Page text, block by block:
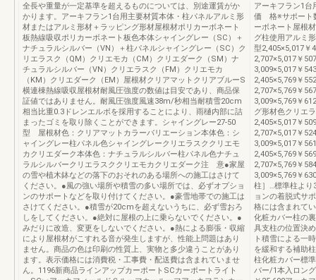
全長や重量が一定基準を超えるものについては、別途運賃がか
かります。アーキフラン1台用主要材質本体・柱パネルアルミ形
材またはアルミ形材＋ラッピング形材屋根材ポリカーボネート
板熱線吸収ポリカーボネート板色本体シャイングレー（SC）＋
ナチュラルシルバー（VN）＋柱パネルシャイングレー（SC）ク
リエラスク（QM）クリエモカ（CM）クリエダーク（SM）ナ
チュラルシルバー（VN）クリエラスク（FM）クリエモカ
（KM）クリエダーク（EM）屋根材クリアマットクリアブルーS
横連棟熱線吸収屋根材耐風圧強度の数値は目安であり、商品保
証値ではありません。耐風圧強度風速38m/秒相当耐積雪20cm
相当比重0.3ドレンエルボを採用することにより、雨樋内部に詰
まったゴミを取り除くことができます。シャイングレー27-50
型 屋根材色：クリアマットカラーバリエーション本体色：シ
ャイングレー柱パネル色シャイングレークリエラスククリエモ
カクリエダーク本体色：ナチュラルシルバー柱パネル色ナチュ
ラルシルバークリエラスククリエモカクリエダーク注 意●家屋
の雪や植木鉢などの落下のおそれのある場所への施工はさけて
ください。●風の強い場所や積雪の多い場所では、必ずオプショ
ンのサポートなどを取り付けてください。●豪雪地帯での施工は
さけてください。●積雪が20cmを超えないうちに、必ず雪おろ
しをしてください。●絶対に屋根の上に乗らないでください。●
みだりに改造、変更をしないでください。●熱による膨張・収縮
により屋根材がこすれる音が発生しますが、性能上問題はあり
ません。商品の色は印刷の性質上、実物と多少違うことがあり
ます。表示価格には消費税・工事費・配送費は含まれていませ
ん。1196新商品ラインアップカーポートSCカーポートライト
アーキフラン1
価 格※サポート
ーボネート屋根
グ柱使用アルミ
型2,405×5,017￥
2,707×5,017￥
3,009×5,017￥
2,405×5,769￥
2,707×5,769￥
3,009×5,769￥
グ形材色クリエ
2,405×5,017￥
2,707×5,017￥
3,009×5,017￥
2,405×5,769￥
2,707×5,769￥
3,009×5,769￥
柱］…標準柱よ
ョンの着脱式サ
格には含まれて
化粧カバー柱の
具支柱の位置決
ト積雪による一
を緩和する補助
柱化粧カバー標
バー/1本入ロン